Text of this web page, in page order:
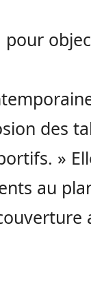
pour
des
»
au